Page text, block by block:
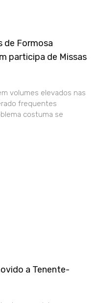
de Formosa
participa de Missas
volumes elevados nas
frequentes
costuma se
a Tenente-